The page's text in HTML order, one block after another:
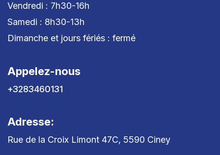
Vendredi : 7h30-16h
Samedi : 8h30-13h
Dimanche et jours fériés : fermé
Appelez-nous
+3283460131
Adresse:
Rue de la Croix Limont 47C, 5590 Ciney